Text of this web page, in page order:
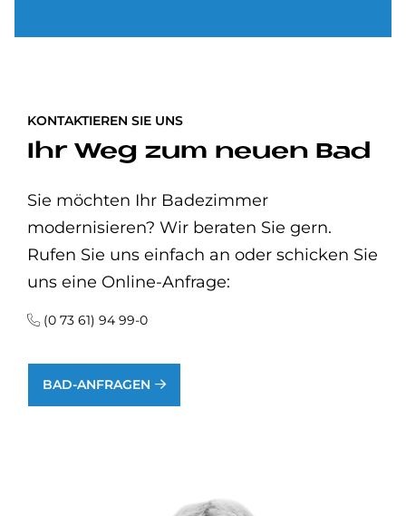
KONTAKTIEREN SIE UNS
Ihr Weg zum neuen Bad
Sie möchten Ihr Badezimmer
modernisieren? Wir beraten Sie gern.
Rufen Sie uns einfach an oder schicken Sie
uns eine Online-Anfrage:
(0 73 61) 94 99-0
BAD-ANFRAGEN